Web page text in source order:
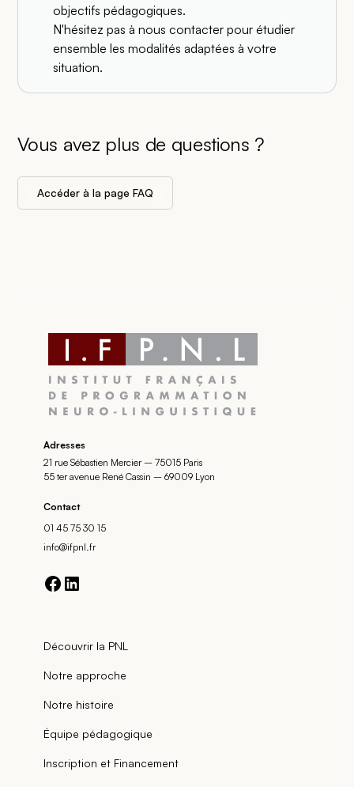
objectifs pédagogiques.
N'hésitez pas à nous contacter pour étudier
ensemble les modalités adaptées à votre
situation.
Vous avez plus de questions ?
Accéder à la page FAQ
Adresses
21 rue Sébastien Mercier – 75015 Paris
55 ter avenue René Cassin – 69009 Lyon
Contact
01 45 75 30 15
info@ifpnl.fr
Découvrir la PNL
Notre approche
Notre histoire
Équipe pédagogique
Inscription et Financement